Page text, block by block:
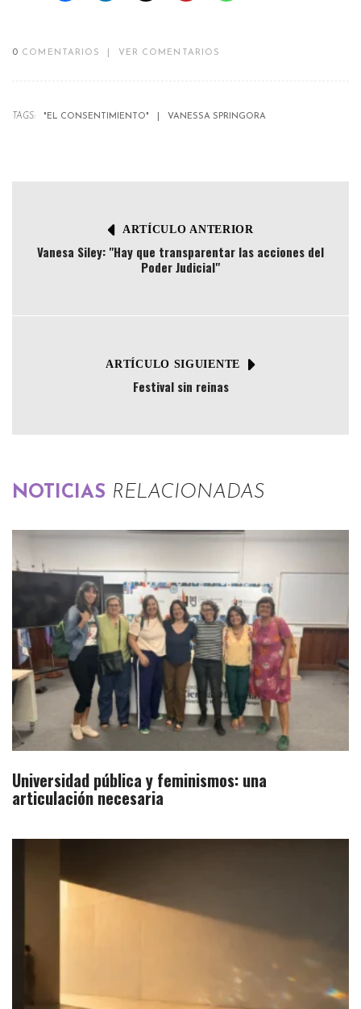
0 COMENTARIOS VER COMENTARIOS
TAGS: "EL CONSENTIMIENTO" VANESSA SPRINGORA
ARTÍCULO ANTERIOR
Vanesa Siley: "Hay que transparentar las acciones del
Poder Judicial"
ARTÍCULO SIGUIENTE
Festival sin reinas
NOTICIAS RELACIONADAS
Universidad pública y feminismos: una
articulación necesaria